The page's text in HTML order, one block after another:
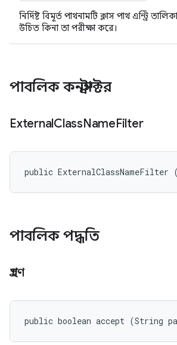
নির্দিষ্ট বিমূর্ত পাথনামটি ক্লাস পাথ এন্ট্রি
উচিত কিনা তা পরীক্ষা করে।
পাবলিক কনস্ট্রাক্টর
ExternalClassNameFilter
public ExternalClassNameFilter
পাবলিক পদ্ধতি
গ্রহণ
public boolean accept (String